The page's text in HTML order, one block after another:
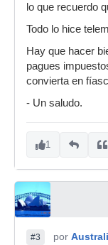
lo que recuerdo
Todo lo hice
Hay que hacer
pagues
convierta en
- Un saludo.
1
#3 por